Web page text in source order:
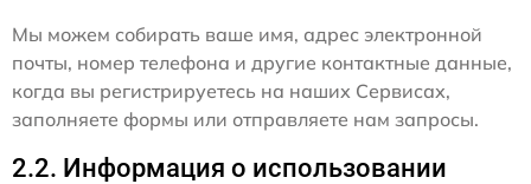
Мы можем собирать ваше имя, адрес электронной
почты, номер телефона и другие контактные данные,
когда вы регистрируетесь на наших Сервисах,
заполняете формы или отправляете нам запросы.
2.2. Информация о использовании